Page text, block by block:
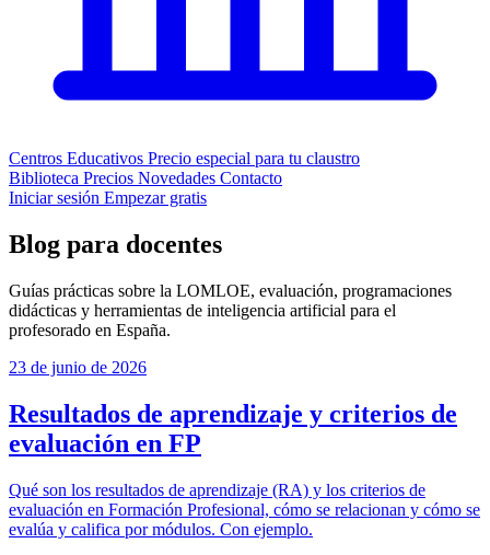
Centros Educativos Precio especial para tu claustro
Biblioteca Precios Novedades Contacto
Iniciar sesión Empezar gratis
Blog para docentes
Guías prácticas sobre la LOMLOE, evaluación, programaciones
didácticas y herramientas de inteligencia artificial para el
profesorado en España.
23 de junio de 2026
Resultados de aprendizaje y criterios de
evaluación en FP
Qué son los resultados de aprendizaje (RA) y los criterios de
evaluación en Formación Profesional, cómo se relacionan y cómo se
evalúa y califica por módulos. Con ejemplo.